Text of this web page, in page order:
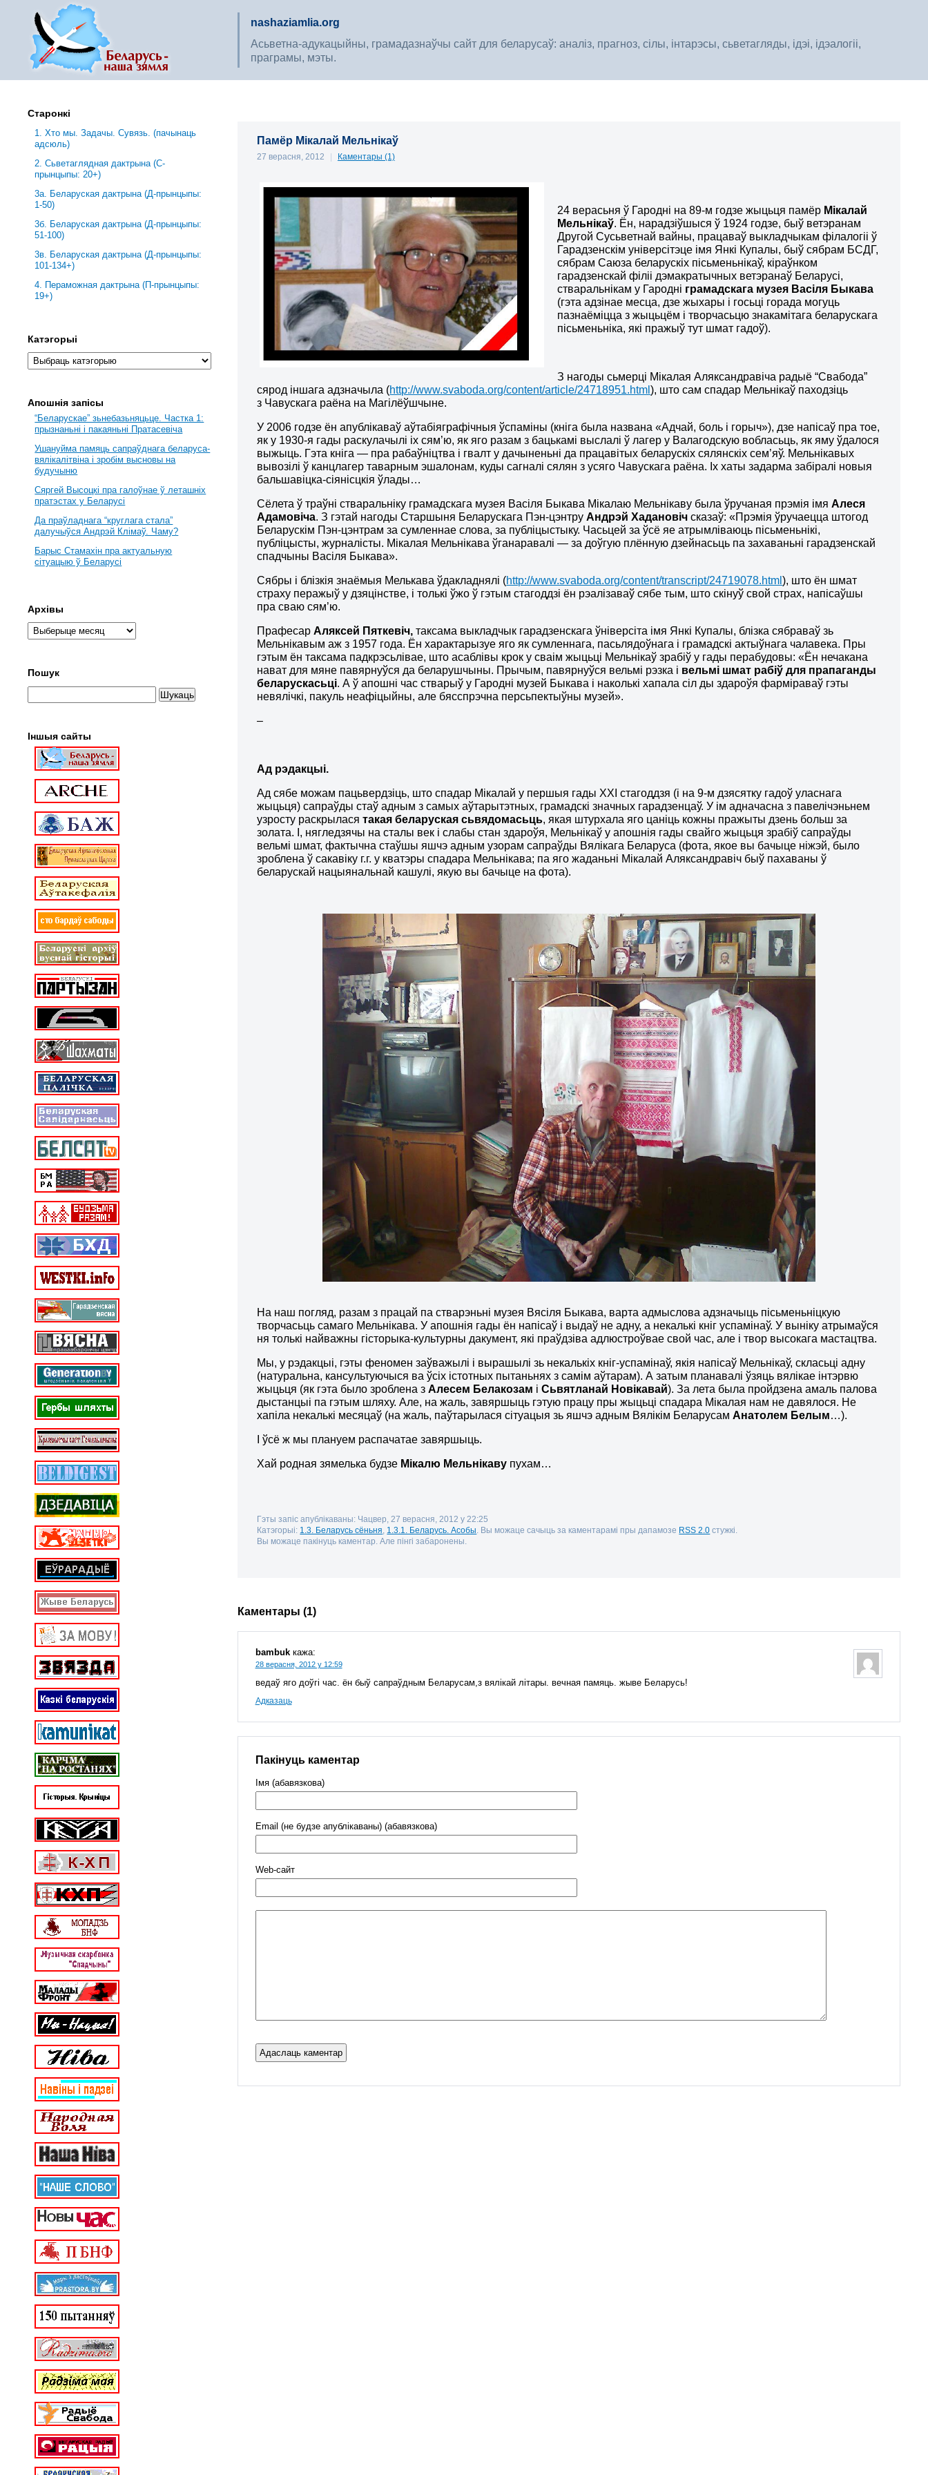
nashaziamlia.org
Асьветна-адукацыйны, грамадазнаўчы сайт для беларусаў: аналіз, прагноз, сілы, інтарэсы, сьветагляды, ідэі, ідэалогіі,
праграмы, мэты.
Памёр Мікалай Мельнікаў
27 верасня, 2012 | Каментары (1)
24 верасьня ў Гародні на 89-м годзе жыцьця памёр Мікалай
Мельнікаў. Ён, нарадзіўшыся ў 1924 годзе, быў ветэранам
Другой Сусьветнай вайны, працаваў выкладчыкам філалогіі ў
Гарадзенскім універсітэце імя Янкі Купалы, быў сябрам БСДГ,
сябрам Саюза беларускіх пісьменьнікаў, кіраўнком
гарадзенскай філіі дэмакратычных ветэранаў Беларусі,
стваральнікам у Гародні грамадскага музея Васіля Быкава
(гэта адзінае месца, дзе жыхары і госьці горада могуць
пазнаёміцца з жыцьцём і творчасьцю знакамітага беларускага
пісьменьніка, які пражыў тут шмат гадоў).
З нагоды сьмерці Мікалая Аляксандравіча радыё “Свабода”
сярод іншага адзначыла (http://www.svaboda.org/content/article/24718951.html), што сам спадар Мельнікаў паходзіць
з Чавускага раёна на Магілёўшчыне.
У 2006 годзе ён апублікаваў аўтабіяграфічныя ўспаміны (кніга была названа «Адчай, боль і горыч»), дзе напісаў пра тое,
як у 1930-я гады раскулачылі іх сям’ю, як яго разам з бацькамі выслалі ў лагер у Валагодскую вобласьць, як яму ўдалося
выжыць. Гэта кніга — пра рабаўніцтва і гвалт у дачыненьні да працавітых беларускіх сялянскіх сем’яў. Мельнікавых
вывозілі ў канцлагер таварным эшалонам, куды сагналі сялян з усяго Чавускага раёна. Іх хаты задарма забіралі новыя
бальшавіцка-сіянісцкія ўлады…
Сёлета ў траўні стваральніку грамадскага музея Васіля Быкава Мікалаю Мельнікаву была ўручаная прэмія імя Алеся
Адамовіча. З гэтай нагоды Старшыня Беларускага Пэн-цэнтруАндрэй Хадановіч сказаў: «Прэмія ўручаецца штогод
Беларускім Пэн-цэнтрам за сумленнае слова, за публіцыстыку. Часьцей за ўсё яе атрымліваюць пісьменьнікі,
публіцысты, журналісты. Мікалая Мельнікава ўганаравалі — за доўгую плённую дзейнасьць па захаваньні гарадзенскай
спадчыны Васіля Быкава».
Сябры і блізкія знаёмыя Мелькава ўдакладнялі (http://www.svaboda.org/content/transcript/24719078.html), што ён шмат
страху перажыў у дзяцінстве, і толькі ўжо ў гэтым стагоддзі ён рэалізаваў сябе тым, што скінуў свой страх, напісаўшы
пра сваю сям’ю.
ПрафесарАляксей Пяткевіч,таксама выкладчык гарадзенскага ўніверсіта імя Янкі Купалы, блізка сябраваў зь
Мельнікавым аж з 1957 года. Ён характарызуе яго як сумленнага, пасьлядоўнага і грамадскі актыўнага чалавека. Пры
гэтым ён таксама падкрэсьлівае, што асаблівы крок у сваім жыцьці Мельнікаў зрабіў у гады перабудовы: «Ён нечакана
нават для мяне павярнуўся да беларушчыны. Прычым, павярнуўся вельмі рэзка і вельмі шмат рабіў для прапаганды
беларускасьці. А ў апошні час стварыў у Гародні музей Быкава і наколькі хапала сіл ды здароўя фарміраваў гэты
невялічкі, пакуль неафіцыйны, але бясспрэчна персьпектыўны музей».
–
Ад рэдакцыі.
Ад сябе можам пацьвердзіць, што спадар Мікалай у першыя гады ХХІ стагоддзя (і на 9-м дзясятку гадоў уласнага
жыцьця) сапраўды стаў адным з самых аўтарытэтных, грамадскі значных гарадзенцаў. У ім адначасна з павелічэньнем
узросту раскрыласятакая беларуская сьвядомасьць, якая штурхала яго цаніць кожны пражыты дзень больш за
золата. І, нягледзячы на сталы век і слабы стан здароўя, Мельнікаў у апошнія гады свайго жыцьця зрабіў сапраўды
вельмі шмат, фактычна стаўшы яшчэ адным узорам сапраўды Вялікага Беларуса (фота, якое вы бачыце ніжэй, было
зроблена ў сакавіку г.г. у кватэры спадара Мельнікава; па яго жаданьні Мікалай Аляксандравіч быў пахаваны ў
беларускай нацыянальнай кашулі, якую вы бачыце на фота).
На наш погляд, разам з працай па стварэньні музея Вясіля Быкава, варта адмыслова адзначыць пісьменьніцкую
творчасьць самаго Мельнікава. У апошнія гады ён напісаў і выдаў не адну, а некалькі кніг успамінаў. У выніку атрымаўся
ня толькі найважны гісторыка-культурны дакумент, які праўдзіва адлюстроўвае свой час, але і твор высокага мастацтва.
Мы, у рэдакцыі, гэты феномен заўважылі і вырашылі зь некалькіх кніг-успамінаў, якія напісаў Мельнікаў, скласьці адну
(натуральна, кансультуючыся ва ўсіх істотных пытаньнях з самім аўтарам). А затым планавалі ўзяць вялікае інтэрвю
жыцьця (як гэта было зроблена зАлесем Белакозам і Сьвятланай Новікавай). За лета была пройдзена амаль палова
дыстанцыі па гэтым шляху. Але, на жаль, завяршыць гэтую працу пры жыцьці спадара Мікалая нам не давялося. Не
хапіла некалькі месяцаў (на жаль, паўтарылася сітуацыя зь яшчэ адным Вялікім БеларусамАнатолем Белым…).
І ўсё ж мы плануем распачатае завяршыць.
Хай родная зямелька будзе Мікалю Мельнікаву пухам…
Гэты запіс апублікаваны: Чацвер, 27 верасня, 2012 у 22:25
Катэгорыі: 1.3. Беларусь сёньня 1.3.1. Беларусь. Асобы . Вы можаце сачыць за каментарамі пры дапамозе RSS 2.0 стужкі.
Вы можаце пакінуць каментар. Але пінгі забаронены.
Каментары (1)
bambuk кажа:
28 верасня, 2012 у 12:59
ведаў яго доўгі час. ён быў сапраўдным Беларусам,з вялікай літары. вечная памяць. жыве Беларусь!
Адказаць
Пакінуць каментар
Імя (абавязкова)
Email (не будзе апублікаваны) (абавязкова)
Web-cайт
Старонкі
1. Хто мы. Задачы. Сувязь. (пачынаць
адсюль)
2. Сьветаглядная дактрына (С-
прынцыпы: 20+)
3a. Беларуская дактрына (Д-прынцыпы:
1-50)
3б. Беларуская дактрына (Д-прынцыпы:
51-100)
3в. Беларуская дактрына (Д-прынцыпы:
101-134+)
4. Пераможная дактрына (П-прынцыпы:
19+)
Катэгорыі
Апошнія запісы
“Беларускае” зьнебазьняцьце. Частка 1:
прызнаньні і пакаяньні Пратасевіча
Ушануйма памяць сапраўднага беларуса-
вялікалітвіна і зробім высновы на
будучыню
Сяргей Высоцкі пра галоўнае ў леташніх
пратэстах у Беларусі
Да праўладнага “круглага стала”
далучыўся Андрэй Клімаў. Чаму?
Барыс Стамахін пра актуальную
сітуацыю ў Беларусі
Архівы
Пошук
Іншыя сайты